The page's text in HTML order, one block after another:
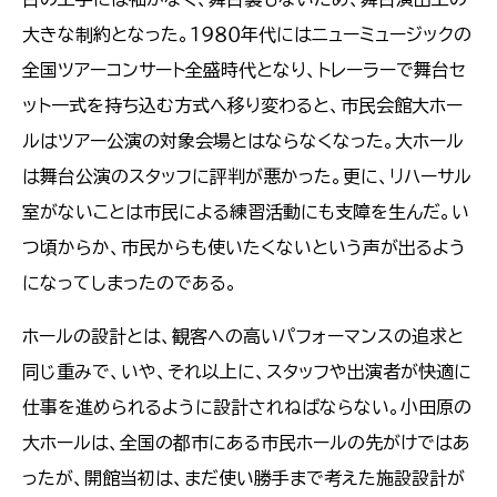
大きな制約となった。１９８０年代にはニューミュージックの
全国ツアーコンサート全盛時代となり、トレーラーで舞台セ
ット一式を持ち込む方式へ移り変わると、市民会館大ホー
ルはツアー公演の対象会場とはならなくなった。大ホール
は舞台公演のスタッフに評判が悪かった。更に、リハーサル
室がないことは市民による練習活動にも支障を生んだ。い
つ頃からか、市民からも使いたくないという声が出るよう
になってしまったのである。
ホールの設計とは、観客への高いパフォーマンスの追求と
同じ重みで、いや、それ以上に、スタッフや出演者が快適に
仕事を進められるように設計されねばならない。小田原の
大ホールは、全国の都市にある市民ホールの先がけではあ
ったが、開館当初は、まだ使い勝手まで考えた施設設計が